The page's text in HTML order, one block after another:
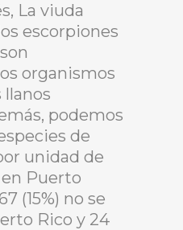
La viuda
escorpiones
organismos
llanos
podemos
de
unidad de
Puerto
(15%) no se
Rico y 24